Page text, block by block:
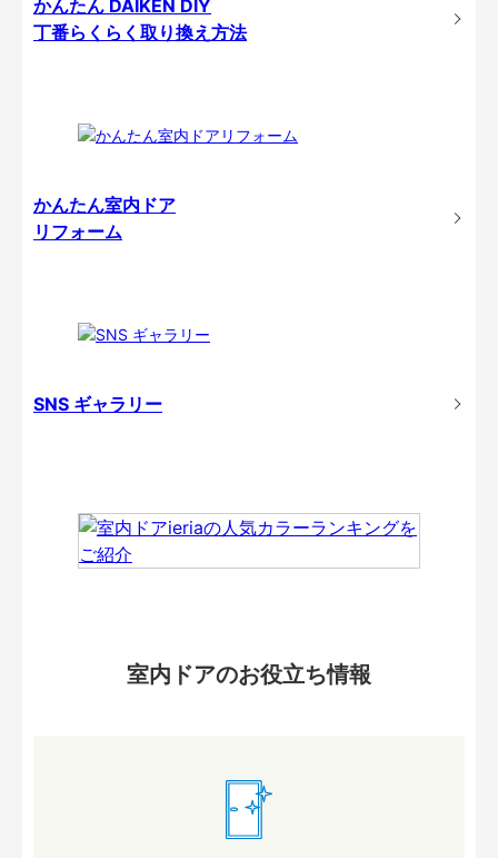
かんたん DAIKEN DIY
丁番らくらく取り換え方法
かんたん室内ドア
リフォーム
SNS ギャラリー
室内ドアのお役立ち情報